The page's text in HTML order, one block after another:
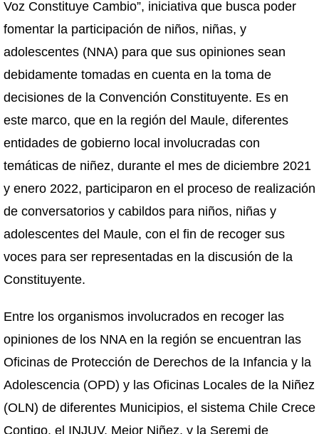
Voz Constituye Cambio”, iniciativa que busca poder
fomentar la participación de niños, niñas, y
adolescentes (NNA) para que sus opiniones sean
debidamente tomadas en cuenta en la toma de
decisiones de la Convención Constituyente. Es en
este marco, que en la región del Maule, diferentes
entidades de gobierno local involucradas con
temáticas de niñez, durante el mes de diciembre 2021
y enero 2022, participaron en el proceso de realización
de conversatorios y cabildos para niños, niñas y
adolescentes del Maule, con el fin de recoger sus
voces para ser representadas en la discusión de la
Constituyente.
Entre los organismos involucrados en recoger las
opiniones de los NNA en la región se encuentran las
Oficinas de Protección de Derechos de la Infancia y la
Adolescencia (OPD) y las Oficinas Locales de la Niñez
(OLN) de diferentes Municipios, el sistema Chile Crece
Contigo, el INJUV, Mejor Niñez, y la Seremi de